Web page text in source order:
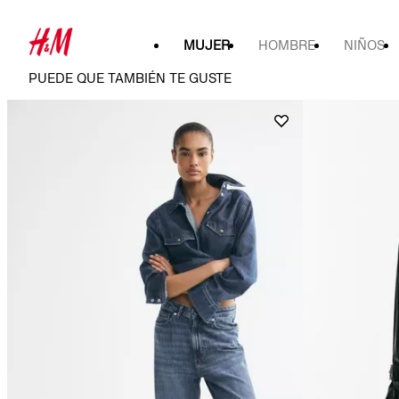
MUJER HOMBRE NIÑOS
PUEDE QUE TAMBIÉN TE GUSTE